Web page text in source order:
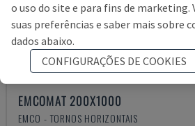
EMCOMAT 200X1000
EMCO - TORNOS HORIZONTAIS
o uso do site e para fins de marketing.
suas preferências e saber mais sobre
dados abaixo.
CONFIGURAÇÕES DE COOKIES